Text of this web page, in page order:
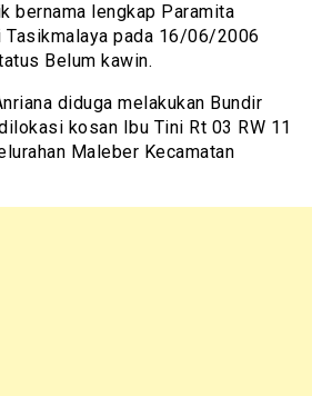
bernama lengkap Paramita
Tasikmalaya pada 16/06/2006
Belum kawin.
diduga melakukan Bundir
kosan Ibu Tini Rt 03 RW 11
Maleber Kecamatan